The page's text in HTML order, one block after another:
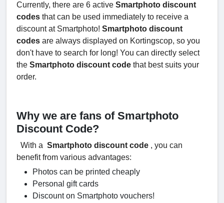
Currently, there are 6 active Smartphoto discount
codes that can be used immediately to receive a
discount at Smartphoto! Smartphoto discount
codes are always displayed on Kortingscop, so you
don't have to search for long! You can directly select
the Smartphoto discount code that best suits your
order.
Why we are fans of Smartphoto
Discount Code?
With a Smartphoto discount code , you can
benefit from various advantages:
Photos can be printed cheaply
Personal gift cards
Discount on Smartphoto vouchers!